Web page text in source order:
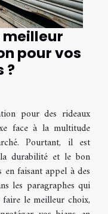
meilleur
pour vos
?
pour des rideaux
face à la multitude
Pourtant, il est
durabilité et le bon
faisant appel à des
les paragraphes qui
le meilleur choix,